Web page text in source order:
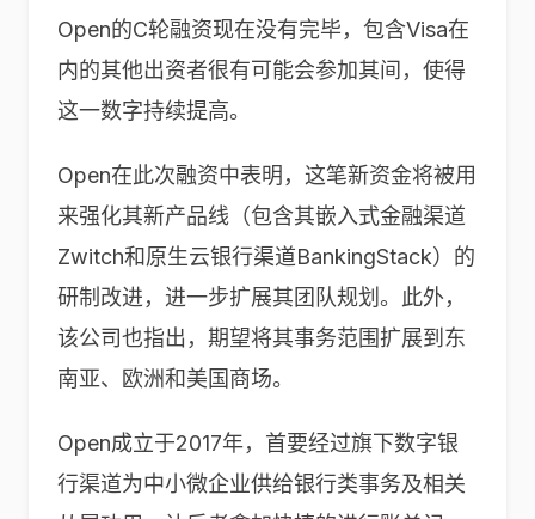
Open的C轮融资现在没有完毕，包含Visa在
内的其他出资者很有可能会参加其间，使得
这一数字持续提高。
Open在此次融资中表明，这笔新资金将被用
来强化其新产品线（包含其嵌入式金融渠道
Zwitch和原生云银行渠道BankingStack）的
研制改进，进一步扩展其团队规划。此外，
该公司也指出，期望将其事务范围扩展到东
南亚、欧洲和美国商场。
Open成立于2017年，首要经过旗下数字银
行渠道为中小微企业供给银行类事务及相关